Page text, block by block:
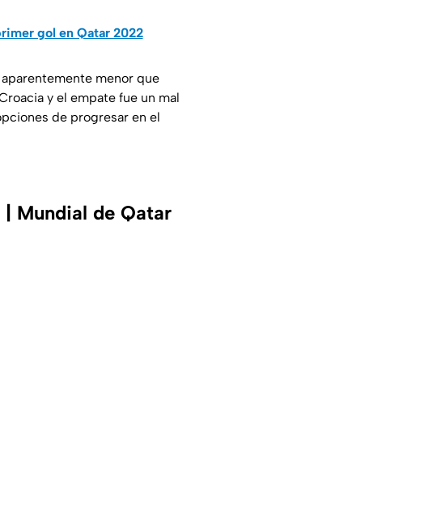
gol en Qatar 2022
menor que
y el empate fue un mal
de progresar en el
Mundial de Qatar